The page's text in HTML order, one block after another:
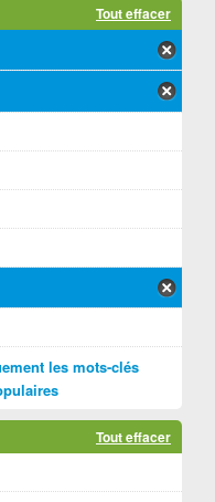
Tout effacer
les mots-clés
Tout effacer